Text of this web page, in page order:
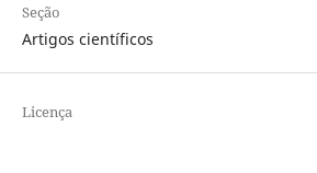
Seção
Artigos científicos
Licença